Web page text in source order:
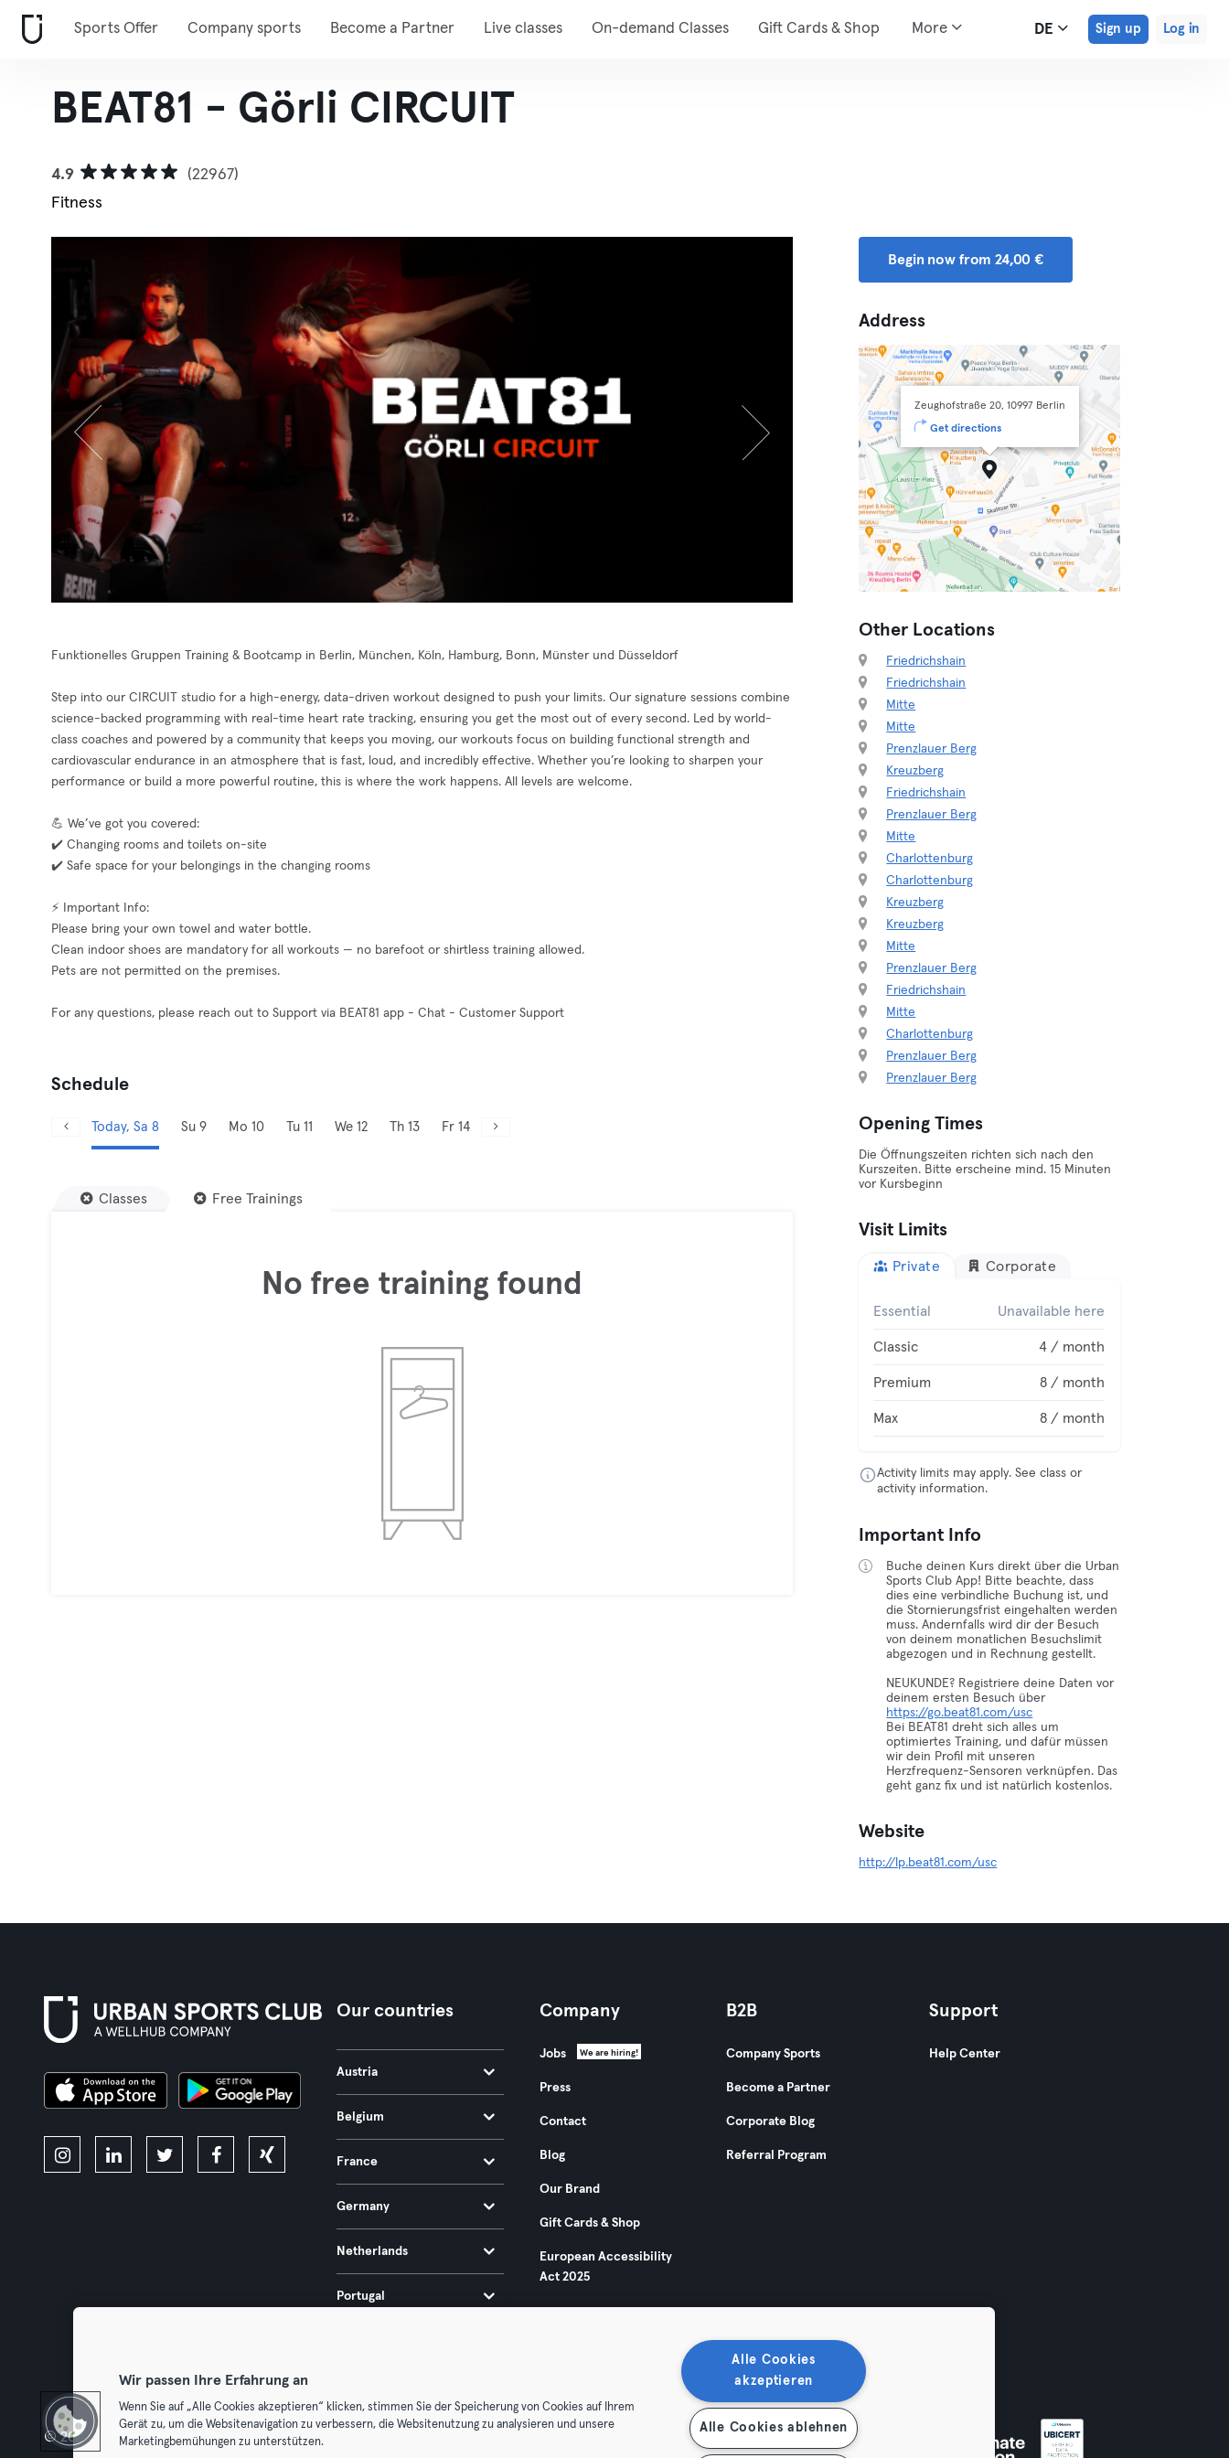
Sports Offer Company sports Become a Partner Live classes On-demand Classes Gift Cards & Shop More DE Sign up Log in
BEAT81 - Görli CIRCUIT
4.9
(22967)
Fitness
Funktionelles Gruppen Training & Bootcamp in Berlin, München, Köln, Hamburg, Bonn, Münster und Düsseldorf
Step into our CIRCUIT studio for a high-energy, data-driven workout designed to push your limits. Our signature sessions combine
science-backed programming with real-time heart rate tracking, ensuring you get the most out of every second. Led by world-
class coaches and powered by a community that keeps you moving, our workouts focus on building functional strength and
cardiovascular endurance in an atmosphere that is fast, loud, and incredibly effective. Whether you’re looking to sharpen your
performance or build a more powerful routine, this is where the work happens. All levels are welcome.
💪 We’ve got you covered:
✔️ Changing rooms and toilets on-site
✔️ Safe space for your belongings in the changing rooms
⚡ Important Info:
Please bring your own towel and water bottle.
Clean indoor shoes are mandatory for all workouts — no barefoot or shirtless training allowed.
Pets are not permitted on the premises.
For any questions, please reach out to Support via BEAT81 app - Chat - Customer Support
Schedule
Today, Sa 8 Su 9 Mo 10 Tu 11 We 12 Th 13 Fr 14
Classes Free Trainings
No free training found
Begin now from 24,00 €
Address
Zeughofstraße 20, 10997 Berlin
Get directions
Other Locations
Friedrichshain
Friedrichshain
Mitte
Mitte
Prenzlauer Berg
Kreuzberg
Friedrichshain
Prenzlauer Berg
Mitte
Charlottenburg
Charlottenburg
Kreuzberg
Kreuzberg
Mitte
Prenzlauer Berg
Friedrichshain
Mitte
Charlottenburg
Prenzlauer Berg
Prenzlauer Berg
Opening Times
Die Öffnungszeiten richten sich nach den
Kurszeiten. Bitte erscheine mind. 15 Minuten
vor Kursbeginn
Visit Limits
Private Corporate
Essential Unavailable here
Classic 4 / month
Premium 8 / month
Max 8 / month
Activity limits may apply. See class or
activity information.
Important Info
Buche deinen Kurs direkt über die Urban
Sports Club App! Bitte beachte, dass
dies eine verbindliche Buchung ist, und
die Stornierungsfrist eingehalten werden
muss. Andernfalls wird dir der Besuch
von deinem monatlichen Besuchslimit
abgezogen und in Rechnung gestellt.
NEUKUNDE? Registriere deine Daten vor
deinem ersten Besuch über
https://go.beat81.com/usc
Bei BEAT81 dreht sich alles um
optimiertes Training, und dafür müssen
wir dein Profil mit unseren
Herzfrequenz-Sensoren verknüpfen. Das
geht ganz fix und ist natürlich kostenlos.
Website
http://lp.beat81.com/usc
Our countries
Austria
Belgium
France
Germany
Netherlands
Portugal
Company
Jobs We are hiring!
Press
Contact
Blog
Our Brand
Gift Cards & Shop
European Accessibility
Act 2025
B2B
Company Sports
Become a Partner
Corporate Blog
Referral Program
Support
Help Center
© 2026 Urban Sports Group GmbH. All rights reserved. Terminate contracts here
Wir passen Ihre Erfahrung an
Wenn Sie auf „Alle Cookies akzeptieren“ klicken, stimmen Sie der Speicherung von Cookies auf Ihrem
Gerät zu, um die Websitenavigation zu verbessern, die Websitenutzung zu analysieren und unsere
Marketingbemühungen zu unterstützen.
Alle Cookies
akzeptieren
Alle Cookies ablehnen